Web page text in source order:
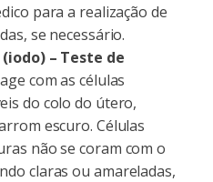
para a realização de
se necessário.
– Teste de
com as células
do colo do útero,
escuro. Células
não se coram com o
claras ou amareladas,